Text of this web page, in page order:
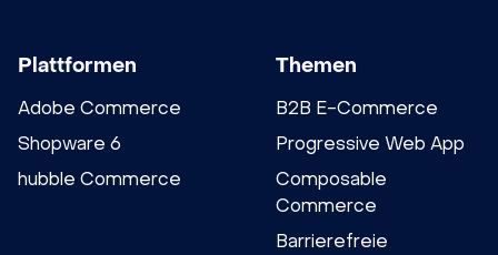
Plattformen
Adobe Commerce
Shopware 6
hubble Commerce
Themen
B2B E-Commerce
Progressive Web App
Composable
Commerce
Barrierefreie